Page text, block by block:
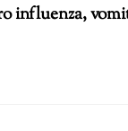
influenza,